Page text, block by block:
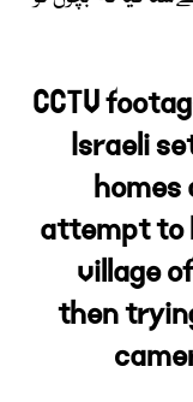
CCTV
Israeli
homes
attempt to
village
then